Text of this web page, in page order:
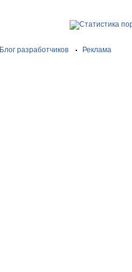
Блог разработчиков
Реклама